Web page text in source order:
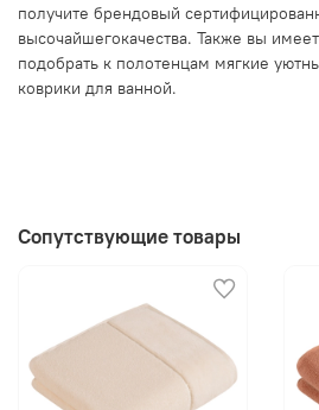
получите брендовый
высочайшегокачества. Также вы
подобрать к полотенцам мягкие
коврики для ванной.
Сопутствующие товары